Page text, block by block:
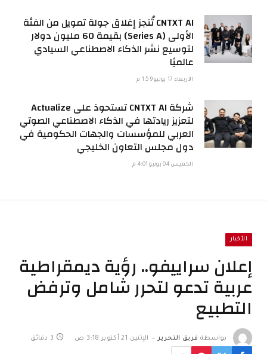
CNTXT AI تُنجز إغلاق جولة تمويل من الفئة
الأولى (Series A) بقيمة 60 مليون دولار
لتوسيع نشر الذكاء الاصطناعي السيادي
عالميًا
الأربعاء 17 يونيو 1:59 م
شركة CNTXT AI تستحوذ على Actualize
لتعزيز ريادتها في الذكاء الاصطناعي الصوتي
العربي للمؤسسات والجهات الحكومية في
دول مجلس التعاون الخليجي
الخميس 04 يونيو 4:01 م
الأخبار
إعلان سراييفو.. رؤية ديمقراطية
عربية تدعو لتحرر شامل وترفض
التطبيع
بواسطة فريق التحرير الإثنين 21 أكتوبر 3:18 ص 3 دقائق